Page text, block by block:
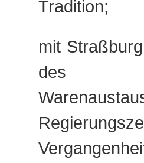
Tradition;
mit
des